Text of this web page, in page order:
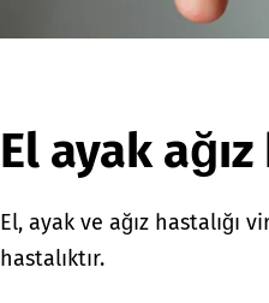
El ayak
El, ayak ve ağız hastalığı
hastalıktır.